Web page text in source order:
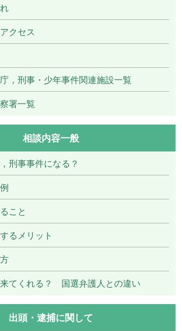
クセス
，刑事・少年事件関連施設一覧
署一覧
相談内容一般
刑事事件になる？
こと
るメリット
てくれる？ 国選弁護人との違い
出頭・逮捕に関して